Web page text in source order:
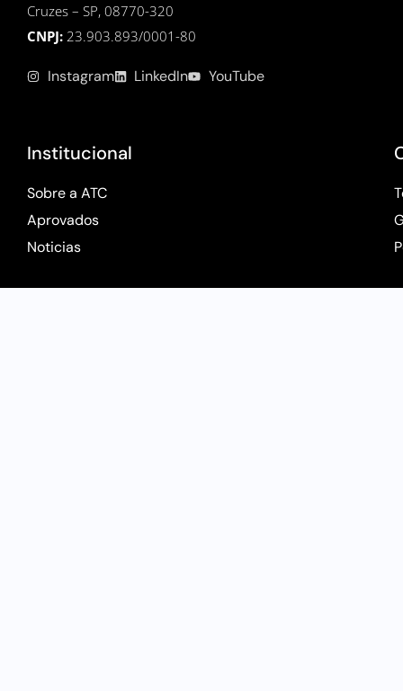
Cruzes – SP, 08770-320
CNPJ: 23.903.893/0001-80
Instagram LinkedIn YouTube
Institucional
Sobre a ATC
Aprovados
Noticias